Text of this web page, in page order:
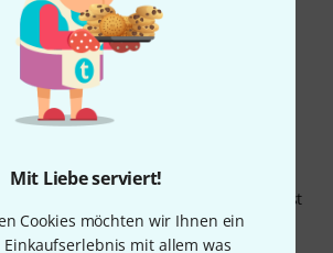
Mit Liebe serviert!
Cookies möchten wir Ihnen ein
mit allem was
NICHT mit Digitech Talker
ErikHe 26.07.2024
Daten besser lesen sollen, dies ist
benötigt einen Wechselstromadapter.